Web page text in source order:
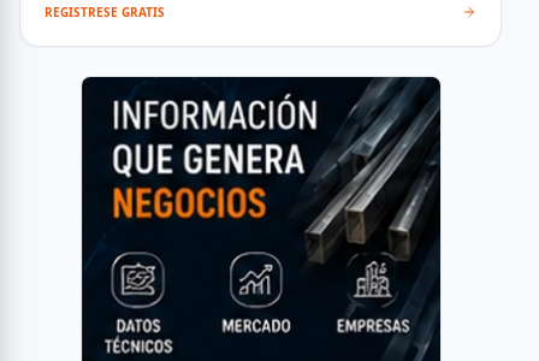
REGISTRESE GRATIS